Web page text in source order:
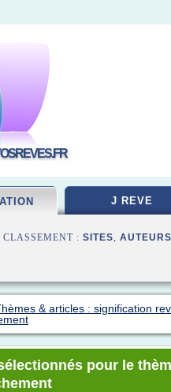
J REVE
: SITES,
& articles : signification
pour le